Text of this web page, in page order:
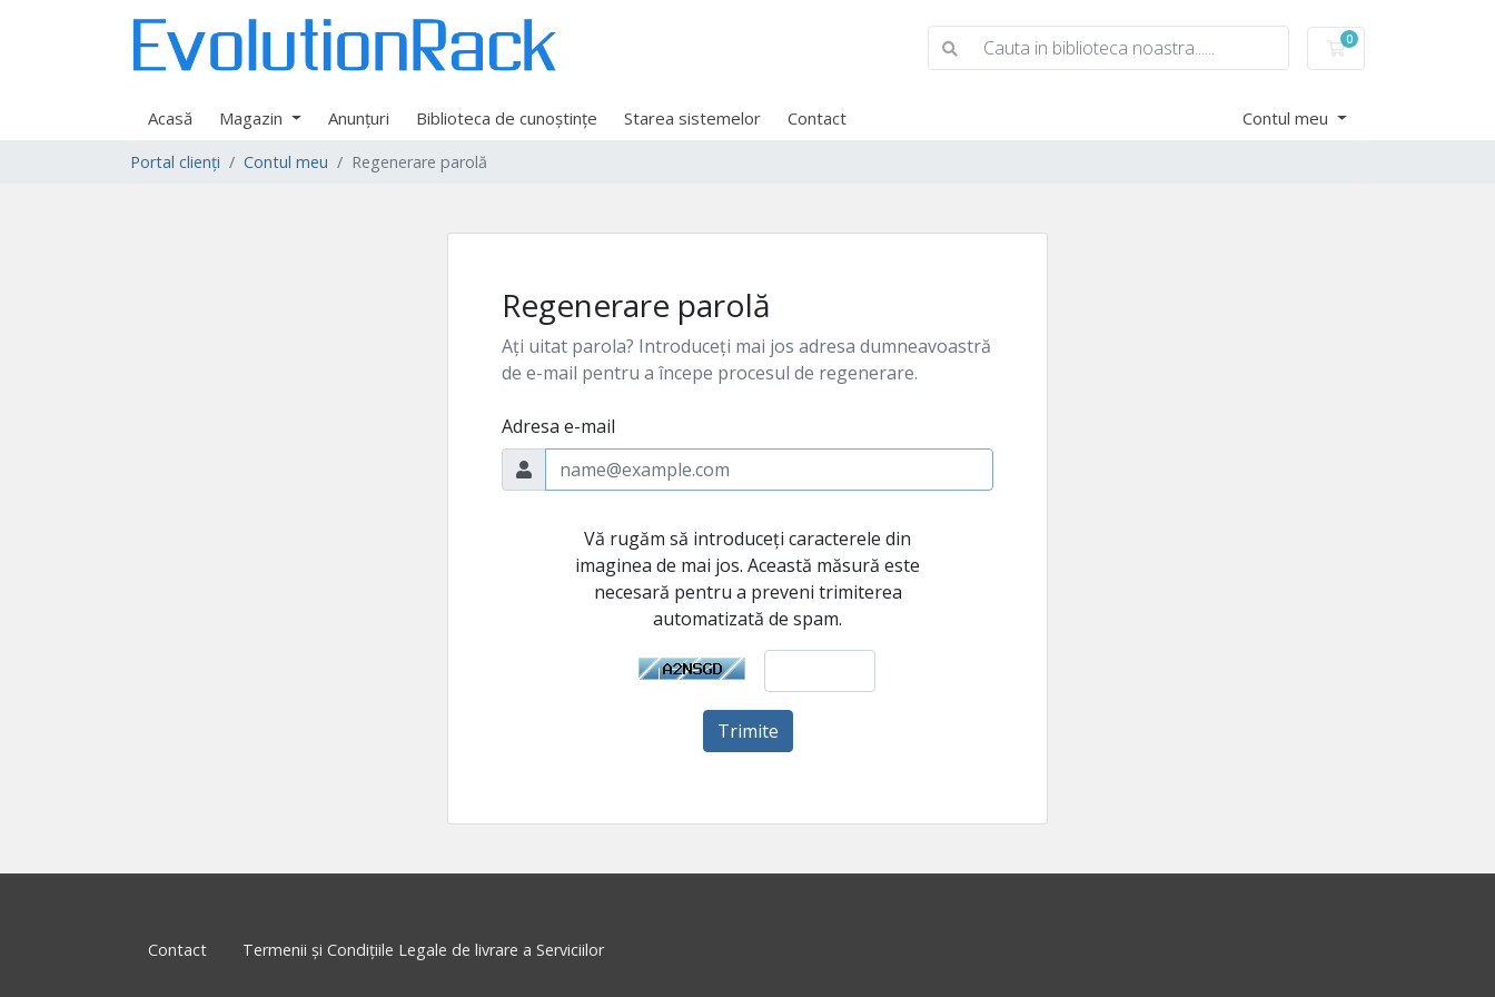
0
Coș de cumpărături
Acasă Magazin Anunțuri Biblioteca de cunoștințe Starea sistemelor Contact Contul meu
Portal clienți Contul meu Regenerare parolă
Regenerare parolă
Ați uitat parola? Introduceți mai jos adresa dumneavoastră
de e-mail pentru a începe procesul de regenerare.
Adresa e-mail
Vă rugăm să introduceți caracterele din
imaginea de mai jos. Această măsură este
necesară pentru a preveni trimiterea
automatizată de spam.
Trimite
Contact Termenii și Condițiile Legale de livrare a Serviciilor